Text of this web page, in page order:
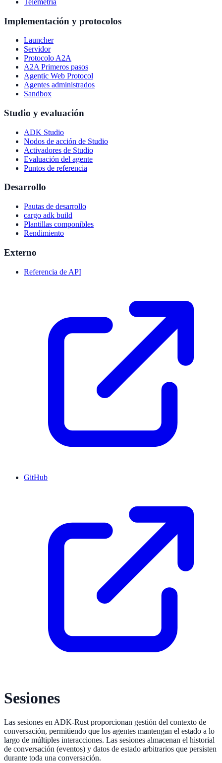
Implementación y protocolos
Launcher
Servidor
Protocolo A2A
A2A Primeros pasos
Agentic Web Protocol
Agentes administrados
Sandbox
Studio y evaluación
ADK Studio
Nodos de acción de Studio
Activadores de Studio
Evaluación del agente
Puntos de referencia
Desarrollo
Pautas de desarrollo
cargo adk build
Plantillas componibles
Rendimiento
Externo
Referencia de API
GitHub
Sesiones
Las sesiones en ADK-Rust proporcionan gestión del contexto de
conversación, permitiendo que los agentes mantengan el estado a lo
largo de múltiples interacciones. Las sesiones almacenan el historial
de conversación (eventos) y datos de estado arbitrarios que persisten
durante toda una conversación.